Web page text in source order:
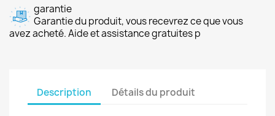
garantie
Garantie du produit, vous recevrez ce que vous
avez acheté. Aide et assistance gratuites p
Description Détails du produit